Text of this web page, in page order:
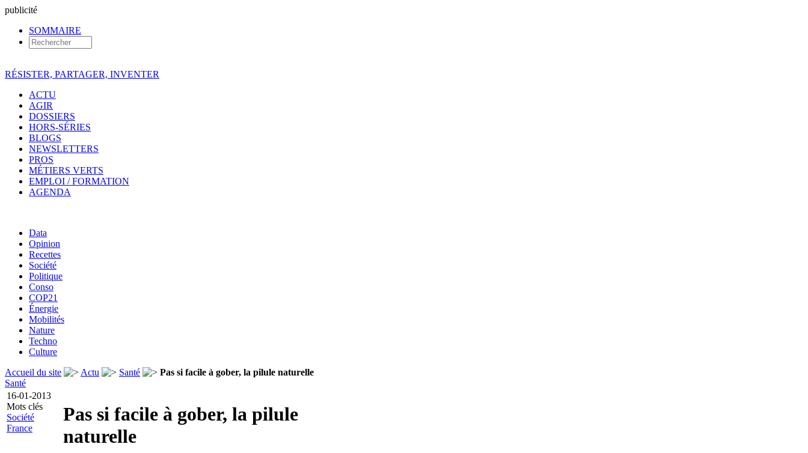
publicité
SOMMAIRE
RÉSISTER, PARTAGER, INVENTER
ACTU
AGIR
DOSSIERS
HORS-SÉRIES
BLOGS
NEWSLETTERS
PROS
MÉTIERS VERTS
EMPLOI / FORMATION
AGENDA
Data
Opinion
Recettes
Société
Politique
Conso
COP21
Énergie
Mobilités
Nature
Techno
Culture
Accueil du site
Actu Santé
Pas si facile à gober, la pilule naturelle
Santé
16-01-2013
Mots clés
Société
France
Pas si facile à gober, la pilule
naturelle